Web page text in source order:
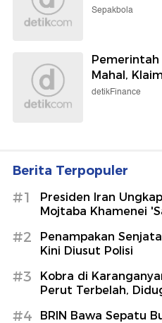
Sepakbola
Pemerintah
Mahal,
detikFinance
Berita Terpopuler
#1
Presiden Iran
Mojtaba Khamenei
#2
Penampakan
Kini Diusut Polisi
#3
Kobra di
Perut Terbelah,
#4
BRIN Bawa Sepatu